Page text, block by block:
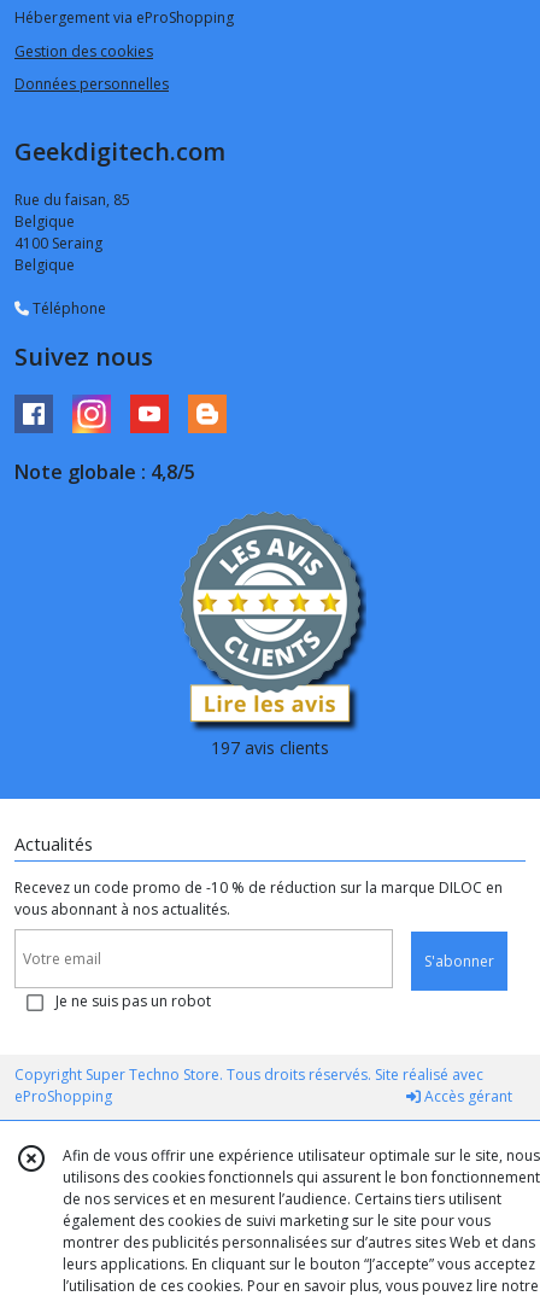
Hébergement via eProShopping
Gestion des cookies
Données personnelles
Geekdigitech.com
Rue du faisan, 85
Belgique
4100 Seraing
Belgique
Téléphone
Suivez nous
Note globale : 4,8/5
197 avis clients
Actualités
Recevez un code promo de -10 % de réduction sur la marque DILOC en
vous abonnant à nos actualités.
S'abonner
Je ne suis pas un robot
Copyright Super Techno Store. Tous droits réservés. Site réalisé avec
eProShopping
Accès gérant
Afin de vous offrir une expérience utilisateur optimale sur le site, nous
utilisons des cookies fonctionnels qui assurent le bon fonctionnement
de nos services et en mesurent l’audience. Certains tiers utilisent
également des cookies de suivi marketing sur le site pour vous
montrer des publicités personnalisées sur d’autres sites Web et dans
leurs applications. En cliquant sur le bouton “J’accepte” vous acceptez
l’utilisation de ces cookies. Pour en savoir plus, vous pouvez lire notre